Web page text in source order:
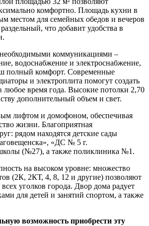
комфортно. Площадь кухни в
местом для семейных обедов и вечеров
что добавит удобства в
коммуникациями –
водоснабжение и электроснабжение,
полный комфорт. Современные
и электроплита помогут создать
время года. Высокие потолки 2,70
дополнительный объем и свет.
лифтом и домофоном, обеспечивая
жизни. Благоприятная
рядом находятся детские сады
«ДС № 5 г.
(№27), а также поликлиника №1.
на высоком уровне: множество
(2К, 2КТ, 4, 8, 12 и другие) позволяют
уголков города. Двор дома радует
для детей и занятий спортом, а также
возможность приобрести эту